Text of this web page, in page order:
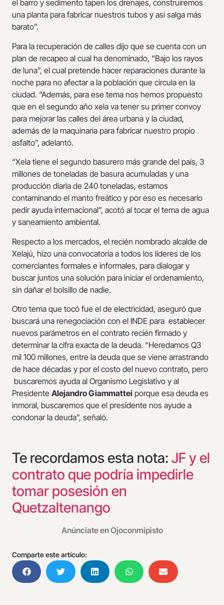
el barro y sedimento tapen los drenajes, construiremos
una planta para fabricar nuestros tubos y así salga más
barato”.
Para la recuperación de calles dijo que se cuenta con un
plan de recapeo al cual ha denominado, “Bajo los rayos
de luna”, el cual pretende hacer reparaciones durante la
noche para no afectar a la población que circula en la
ciudad. “Además, para ese tema nos hemos propuesto
que en el segundo año xela va tener su primer convoy
para mejorar las calles del área urbana y la ciudad,
además de la maquinaria para fabricar nuestro propio
asfalto”, adelantó.
“Xela tiene el segundo basurero más grande del país, 3
millones de toneladas de basura acumuladas y una
producción diaria de 240 toneladas, estamos
contaminando el manto freático y por eso es necesario
pedir ayuda internacional”, acotó al tocar el tema de agua
y saneamiento ambiental.
Respecto a los mercados, el recién nombrado alcalde de
Xelajú, hizo una convocatoria a todos los líderes de los
comerciantes formales e informales, para dialogar y
buscar juntos una solución para iniciar el ordenamiento,
sin dañar el bolsillo de nadie.
Otro tema que tocó fue el de electricidad, aseguró que
buscará una renegociación con el INDE para establecer
nuevos parámetros en el contrato recién firmado y
determinar la cifra exacta de la deuda. “Heredamos Q3
mil 100 millones, entre la deuda que se viene arrastrando
de hace décadas y por el costo del nuevo contrato, pero
buscaremos ayuda al Organismo Legislativo y al
Presidente Alejandro Giammattei porque esa deuda es
inmoral, buscaremos que el presidente nos ayude a
condonar la deuda”, señaló.
Te recordamos esta nota: JF y el
contrato que podría impedirle
tomar posesión en
Quetzaltenango
Anúnciate en Ojoconmipisto
Comparte este artículo: